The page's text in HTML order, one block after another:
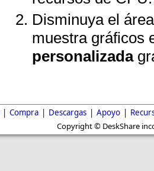
Disminuya el
muestra gráficos
personalizada
| Compra | Descargas | Apoyo |
Copyright © DeskShare